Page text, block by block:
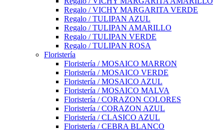
Regalo / VICHY MARGARITA VERDE
Regalo / TULIPAN AZUL
Regalo / TULIPAN AMARILLO
Regalo / TULIPAN VERDE
Regalo / TULIPAN ROSA
Floristería
Floristería / MOSAICO MARRON
Floristería / MOSAICO VERDE
Floristería / MOSAICO AZUL
Floristería / MOSAICO MALVA
Floristería / CORAZON COLORES
Floristería / CORAZON AZUL
Floristería / CLASICO AZUL
Floristería / CEBRA BLANCO